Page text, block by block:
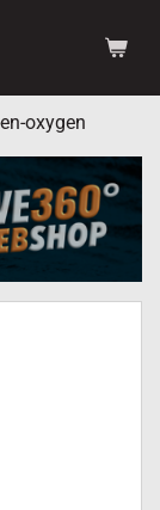
oxygen